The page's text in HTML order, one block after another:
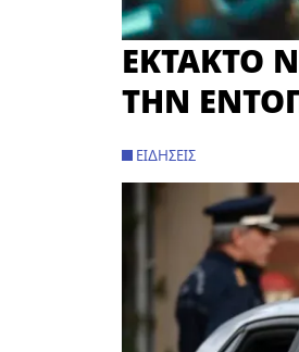
ΕΚΤΑΚΤΟ
ΤΗΝ
ΕΙΔΉΣΕΙΣ